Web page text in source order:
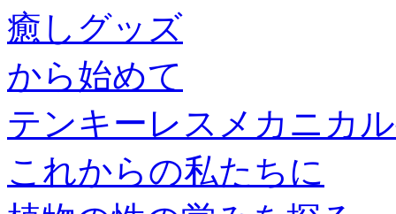
癒しグッズ
から始めて
テンキーレスメカニカ
これからの私たちに